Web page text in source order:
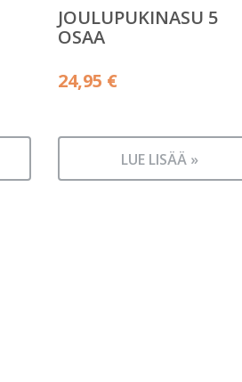
JOULUPUKINASU 5
OSAA
24,95 €
LUE LISÄÄ »